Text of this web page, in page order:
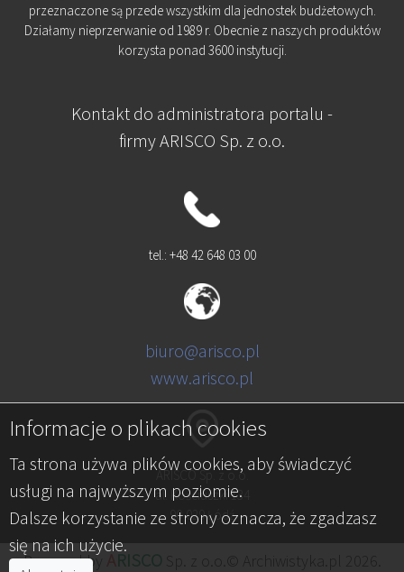
Informacje o plikach cookies
Ta strona używa plików cookies, aby świadczyć
usługi na najwyższym poziomie.
Dalsze korzystanie ze strony oznacza, że zgadzasz
się na ich użycie.
przeznaczone są przede wszystkim dla jednostek budżetowych.
Działamy nieprzerwanie od 1989 r. Obecnie z naszych produktów
korzysta ponad 3600 instytucji.
Kontakt do administratora portalu -
firmy ARISCO Sp. z o.o.
tel.: +48 42 648 03 00
biuro@arisco.pl
www.arisco.pl
ARISCO Sp. z o.o.
al. Kościuszki 134
90-029 Łódź
Powered by RISCO Sp. z o.o.© Archiwistyka.pl 2026.